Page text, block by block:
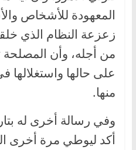
المعهودة للأشخاص
زعزعة النظام الذي
من أجله، وأن المصلحة
على حالها واستغلالها
منها.
أكد ليوطي مرة أخرى